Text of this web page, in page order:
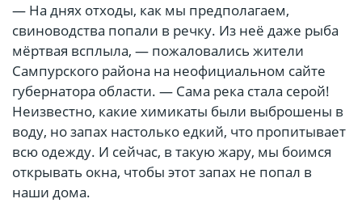
— На днях отходы, как мы предполагаем,
свиноводства попали в речку. Из неё даже рыба
мёртвая всплыла, — пожаловались жители
Сампурского района на неофициальном сайте
губернатора области. — Сама река стала серой!
Неизвестно, какие химикаты были выброшены в
воду, но запах настолько едкий, что пропитывает
всю одежду. И сейчас, в такую жару, мы боимся
открывать окна, чтобы этот запах не попал в
наши дома.